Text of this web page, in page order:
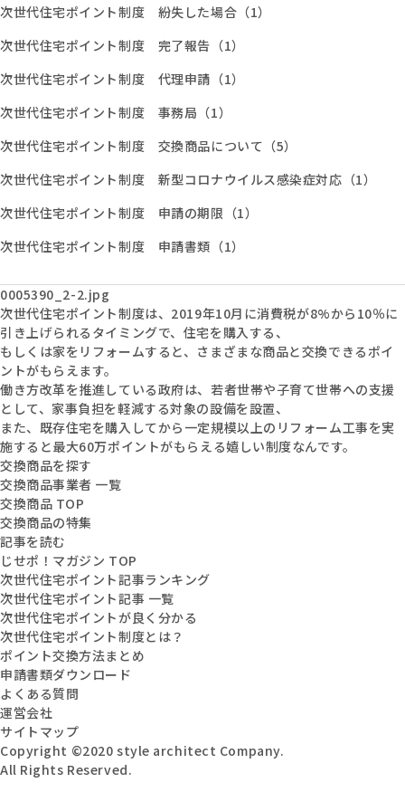
次世代住宅ポイント制度 紛失した場合（1）
次世代住宅ポイント制度 完了報告（1）
次世代住宅ポイント制度 代理申請（1）
次世代住宅ポイント制度 事務局（1）
次世代住宅ポイント制度 交換商品について（5）
次世代住宅ポイント制度 新型コロナウイルス感染症対応（1）
次世代住宅ポイント制度 申請の期限（1）
次世代住宅ポイント制度 申請書類（1）
0005390_2-2.jpg
次世代住宅ポイント制度は、2019年10月に消費税が8%から10％に
引き上げられるタイミングで、住宅を購入する、
もしくは家をリフォームすると、さまざまな商品と交換できるポイ
ントがもらえます。
働き方改革を推進している政府は、若者世帯や子育て世帯への支援
として、家事負担を軽減する対象の設備を設置、
また、既存住宅を購入してから一定規模以上のリフォーム工事を実
施すると最大60万ポイントがもらえる嬉しい制度なんです。
交換商品を探す
交換商品事業者 一覧
交換商品 TOP
交換商品の特集
記事を読む
じせポ！マガジン TOP
次世代住宅ポイント記事ランキング
次世代住宅ポイント記事 一覧
次世代住宅ポイントが良く分かる
次世代住宅ポイント制度とは？
ポイント交換方法まとめ
申請書類ダウンロード
よくある質問
運営会社
サイトマップ
Copyright ©2020 style architect Company.
All Rights Reserved.